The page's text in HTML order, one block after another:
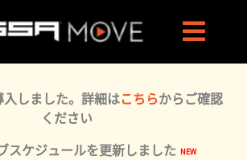
しました。詳細はこちらからご確認
ください
スケジュールを更新しました